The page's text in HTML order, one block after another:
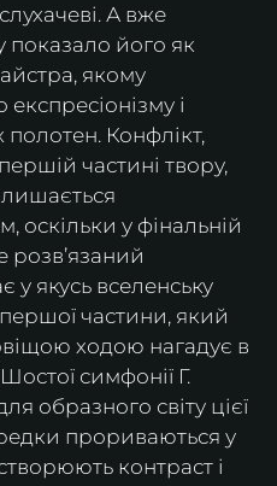
А вже
показало його як
якому
і
Конфлікт,
частині твору,
оскільки у фінальній
розв’язаний
у якусь вселенську
частини, який
ходою нагадує в
симфонії Г.
образного світу цієї
прориваються у
контраст і